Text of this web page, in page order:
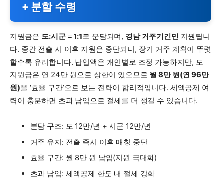
+ 분할 수령
지원금은 도:시군 = 1:1로 분담되며, 경남 거주기간만지원됩니
다. 중간 전출 시 이후 지원은 중단되니, 장기 거주 계획이 뚜렷
할수록 유리합니다. 납입액은 개인별로 조정 가능하지만, 도
지원금은 연 24만 원으로 상한이 있으므로 월 8만 원(연 96만
원)을 ‘효율 구간’으로 보는 전략이 합리적입니다. 세액공제 여
력이 충분하면 초과 납입으로 절세를 더 챙길 수 있습니다.
분담 구조: 도 12만/년 + 시군 12만/년
거주 유지: 전출 즉시 이후 매칭 중단
효율 구간: 월 8만 원 납입(지원 극대화)
초과 납입: 세액공제 한도 내 절세 강화